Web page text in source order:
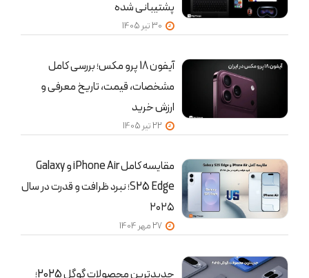
پشتیبانی‌ شده
آیفون 18 پرو مکس؛ بررسی کامل
مشخصات، قیمت، تاریخ معرفی و
ارزش خرید
مقایسه کامل iPhone Air و Galaxy
S25 Edge؛ نبرد ظرافت و قدرت در سال
۲۰۲۵
27 مهر 1404
جدیدترین محصولات گوگل 2025؛